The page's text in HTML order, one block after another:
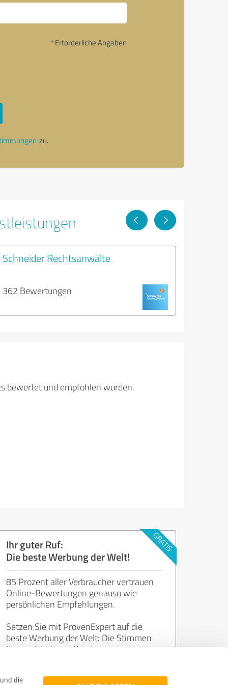
die
* Erforderliche Angaben
zu.
Schneider Rechtsanwälte
362 Bewertungen
bewertet und empfohlen wurden.
Ihr guter Ruf:
Die beste Werbung der Welt!
85 Prozent aller Verbraucher vertrauen
Online-Bewertungen genauso wie
persönlichen Empfehlungen.
Setzen Sie mit ProvenExpert auf die
beste Werbung der Welt: Die Stimmen
Ihrer zufriedenen Kunden.